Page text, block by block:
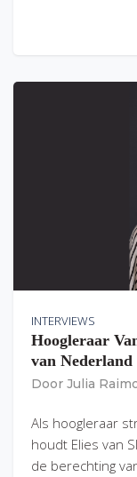
INTERVIEWS
Hoogleraar
van Nederland
Door Julia
Als hoogleraar
houdt Elies van
de berechting